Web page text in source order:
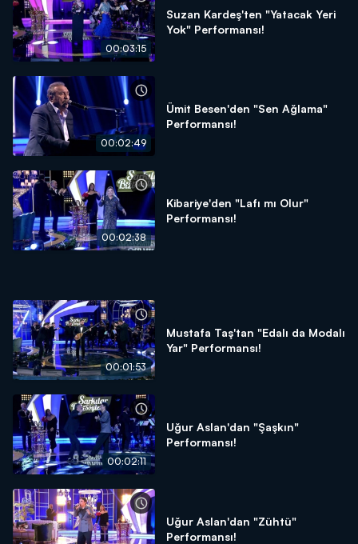
00:03:15
Suzan Kardeş'ten "Yatacak Yeri
Yok" Performansı!
00:02:49
Ümit Besen'den "Sen Ağlama"
Performansı!
00:02:38
Kibariye'den "Lafı mı Olur"
Performansı!
00:01:53
Mustafa Taş'tan "Edalı da Modalı
Yar" Performansı!
00:02:11
Uğur Aslan'dan "Şaşkın"
Performansı!
Uğur Aslan'dan "Zühtü"
Performansı!